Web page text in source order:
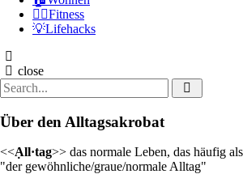
🏃‍♀️Fitness
💡Lifehacks
close
Search
for:
Über den Alltagsakrobat
<<Ạll·tag>> das normale Leben, das häufig
"der gewöhnliche/graue/normale Alltag"